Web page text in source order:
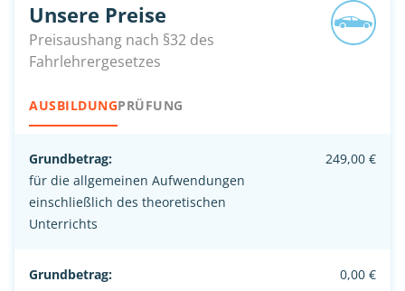
Unsere Preise
Preisaushang nach §32 des
Fahrlehrergesetzes
AUSBILDUNGPRÜFUNG
Grundbetrag:
für die allgemeinen Aufwendungen
einschließlich des theoretischen
Unterrichts
249,00 €
Grundbetrag:
0,00 €